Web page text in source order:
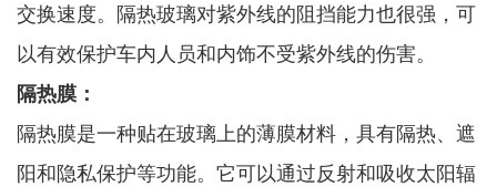
交换速度。隔热玻璃对紫外线的阻挡能力也很强，可
以有效保护车内人员和内饰不受紫外线的伤害。
隔热膜：
隔热膜是一种贴在玻璃上的薄膜材料，具有隔热、遮
阳和隐私保护等功能。它可以通过反射和吸收太阳辐